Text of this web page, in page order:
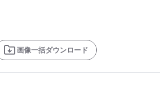
画像一括ダウンロード